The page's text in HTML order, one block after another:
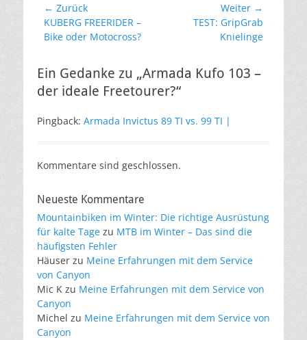
Beitragsnavigation
← Zurück
Vorheriger
Beitrag:
KUBERG FREERIDER –
Bike oder Motocross?
Weiter →
NächsterTEST: GripGrab
Knielinge
Ein Gedanke zu „Armada Kufo 103 –
der ideale Freetourer?“
Pingback: Armada Invictus 89 TI vs. 99 TI |
Kommentare sind geschlossen.
Neueste Kommentare
Mountainbiken im Winter: Die richtige Ausrüstung
für kalte Tage zu MTB im Winter – Das sind die
häufigsten Fehler
Häuser zu Meine Erfahrungen mit dem Service
von Canyon
Mic K zu Meine Erfahrungen mit dem Service von
Canyon
Michel zu Meine Erfahrungen mit dem Service von
Canyon